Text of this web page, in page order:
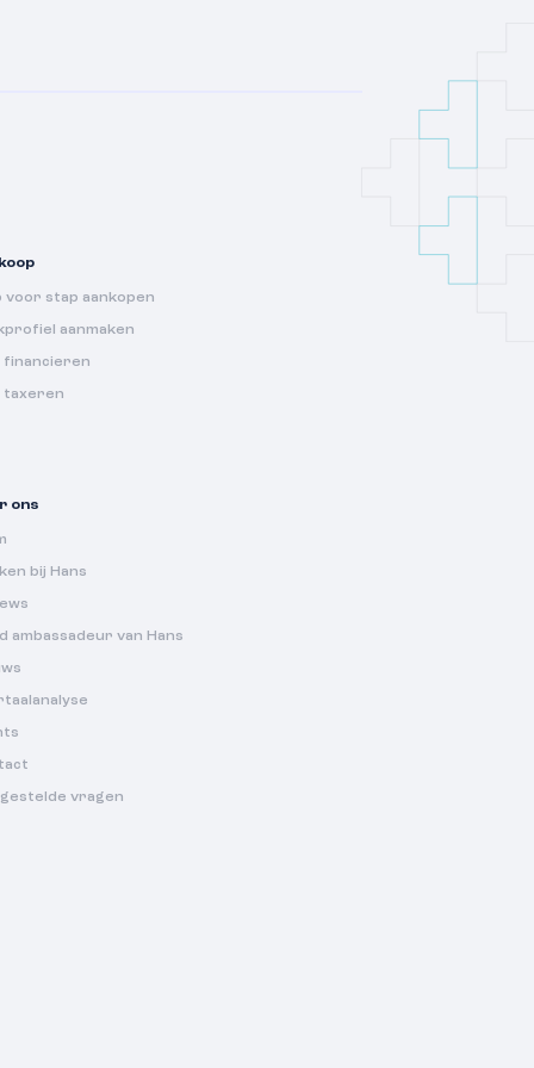
voor stap aankopen
aanmaken
financieren
taxeren
ons
bij Hans
ambassadeur van Hans
vragen